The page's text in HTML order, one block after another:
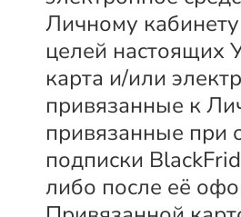
Личному
целей настоящих
карта и/или
привязанные к
привязанные при
подписки
либо после её